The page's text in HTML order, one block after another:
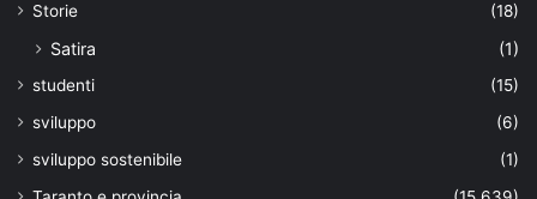
Storie
(18)
Satira (1)
studenti
(15)
sviluppo
(6)
sviluppo sostenibile
(1)